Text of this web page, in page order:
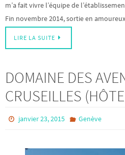
m’a fait vivre l’équipe de
Fin novembre 2014, sortie en
LIRE LA SUITE
DOMAINE DES
CRUSEILLES
janvier 23, 2015 Genève